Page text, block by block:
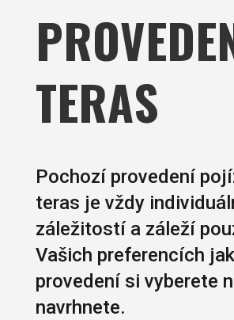
TERAS
Pochozí provedení
teras je vždy
záležitostí a záleží
Vašich preferencích
provedení si vyberete
navrhnete.